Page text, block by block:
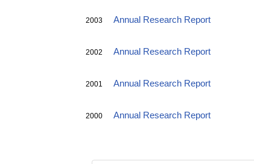
2003 Annual Research Report
2002 Annual Research Report
2001 Annual Research Report
2000 Annual Research Report